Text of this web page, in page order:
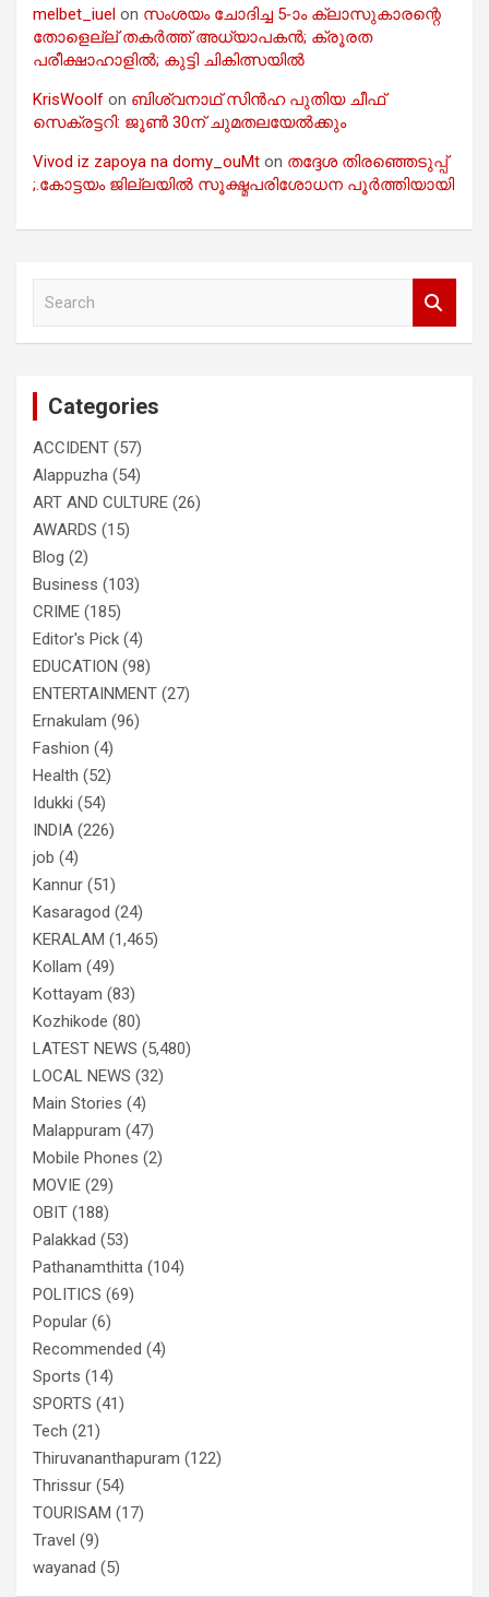
melbet_iuel on സംശയം ചോദിച്ച 5-ാം ക്ലാസുകാരന്റെ
തോളെല്ല് തകർത്ത് അധ്യാപകൻ; ക്രൂരത
പരീക്ഷാഹാളിൽ; കുട്ടി ചികിത്സയിൽ
KrisWoolf on ബിശ്വനാഥ് സിൻഹ പുതിയ ചീഫ്
സെക്രട്ടറി: ജൂൺ 30ന് ചുമതലയേൽക്കും
Vivod iz zapoya na domy_ouMt on തദ്ദേശ തിരഞ്ഞെടുപ്പ്
;.കോട്ടയം ജില്ലയിൽ സൂക്ഷ്മപരിശോധന പൂർത്തിയായി
Categories
ACCIDENT (57)
Alappuzha (54)
ART AND CULTURE (26)
AWARDS (15)
Blog (2)
Business (103)
CRIME (185)
Editor's Pick (4)
EDUCATION (98)
ENTERTAINMENT (27)
Ernakulam (96)
Fashion (4)
Health (52)
Idukki (54)
INDIA (226)
job (4)
Kannur (51)
Kasaragod (24)
KERALAM (1,465)
Kollam (49)
Kottayam (83)
Kozhikode (80)
LATEST NEWS (5,480)
LOCAL NEWS (32)
Main Stories (4)
Malappuram (47)
Mobile Phones (2)
MOVIE (29)
OBIT (188)
Palakkad (53)
Pathanamthitta (104)
POLITICS (69)
Popular (6)
Recommended (4)
Sports (14)
SPORTS (41)
Tech (21)
Thiruvananthapuram (122)
Thrissur (54)
TOURISAM (17)
Travel (9)
wayanad (5)